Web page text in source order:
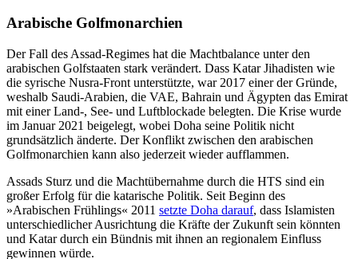
Arabische Golfmonarchien
Der Fall des Assad-Regimes hat die Macht­balance unter den
arabischen Golfstaaten stark verändert. Dass Katar Jihadisten wie
die syrische Nusra-Front unterstützte, war 2017 einer der Gründe,
weshalb Saudi-Arabien, die VAE, Bahrain und Ägypten das Emirat
mit einer Land-, See- und Luftblockade belegten. Die Krise wurde
im Januar 2021 beigelegt, wobei Doha seine Politik nicht
grundsätzlich änderte. Der Konflikt zwischen den arabischen
Golfmonarchien kann also jederzeit wieder aufflammen.
Assads Sturz und die Machtübernahme durch die HTS sind ein
großer Erfolg für die katarische Politik. Seit Beginn des
»Arabischen Frühlings« 2011 setzte Doha darauf, dass Islamisten
unterschiedlicher Ausrichtung die Kräfte der Zukunft sein könnten
und Katar durch ein Bündnis mit ihnen an regionalem Einfluss
gewinnen würde.